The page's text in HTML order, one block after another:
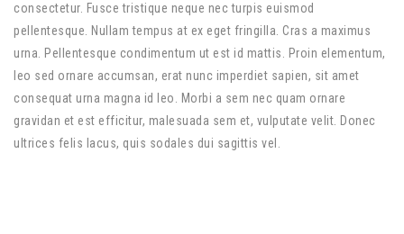
consectetur. Fusce tristique neque nec turpis euismod
pellentesque. Nullam tempus at ex eget fringilla. Cras a maximus
urna. Pellentesque condimentum ut est id mattis. Proin elementum,
leo sed ornare accumsan, erat nunc imperdiet sapien, sit amet
consequat urna magna id leo. Morbi a sem nec quam ornare
gravidan et est efficitur, malesuada sem et, vulputate velit. Donec
ultrices felis lacus, quis sodales dui sagittis vel.